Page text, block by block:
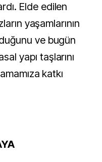
Elde edilen
yaşamlarının
ve bugün
yapı taşlarını
katkı